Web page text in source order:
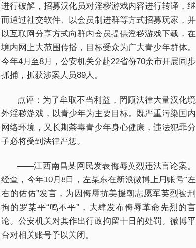
进行破解，招募汉化员对淫秽游戏内容进行转译，继
而通过社交软件、以会员制进群等方式招募玩家，并
以互联网分享方式向群内会员提供淫秽游戏下载，在
境内网上大范围传播，目标受众为广大青少年群体。
今年4月至8月，公安机关分赴22省份70余市开展同步
抓捕，抓获涉案人员89人。
点评：为了牟取不当利益，罔顾法律大量汉化境
外淫秽游戏，以青少年为主要目标。既严重污染国内
网络环境，又长期荼毒青少年身心健康，违法犯罪分
子必将受到法律严惩。
——江西南昌某网民发表侮辱英烈违法言论案。
经查，今年10月8日，左某东在新浪微博上用账号“左
右的佑佑”发言，为因侮辱抗美援朝志愿军英烈被刑
拘的罗某平“鸣不平”，大肆发布侮辱革命先烈的言
论。公安机关对其作出行政拘留十日的处罚。微博平
台对相关账号予以关闭。